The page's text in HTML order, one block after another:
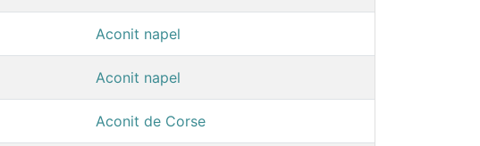
Aconit napel
Aconit napel
Aconit de Corse